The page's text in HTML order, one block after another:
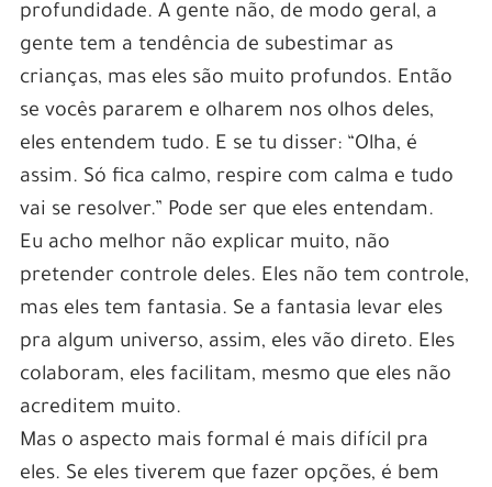
profundidade. A gente não, de modo geral, a
gente tem a tendência de subestimar as
crianças, mas eles são muito profundos. Então
se vocês pararem e olharem nos olhos deles,
eles entendem tudo. E se tu disser: “Olha, é
assim. Só fica calmo, respire com calma e tudo
vai se resolver.” Pode ser que eles entendam.
Eu acho melhor não explicar muito, não
pretender controle deles. Eles não tem controle,
mas eles tem fantasia. Se a fantasia levar eles
pra algum universo, assim, eles vão direto. Eles
colaboram, eles facilitam, mesmo que eles não
acreditem muito.
Mas o aspecto mais formal é mais difícil pra
eles. Se eles tiverem que fazer opções, é bem